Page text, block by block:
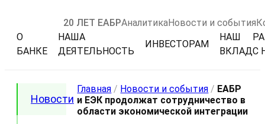
20 ЛЕТ ЕАБРАналитикаНовости и события
О
БАНКЕ
НАША
ДЕЯТЕЛЬНОСТЬ
ИНВЕСТОРАМ
НАШ
ВКЛАДС
Новости
Главная / Новости и события / ЕАБР
и ЕЭК продолжат сотрудничество в
области экономической интеграции